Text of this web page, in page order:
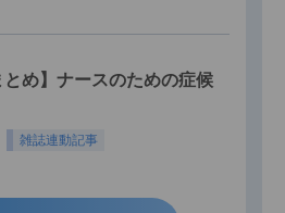
とめ】ナースのための症候
雑誌連動記事